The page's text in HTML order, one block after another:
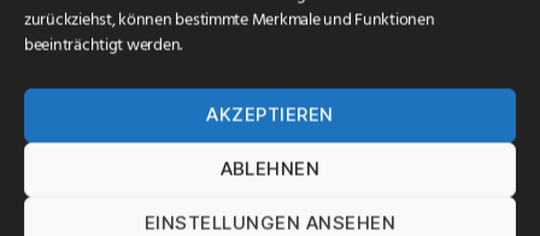
zurückziehst, können bestimmte Merkmale und Funktionen
beeinträchtigt werden.
AKZEPTIEREN
ABLEHNEN
EINSTELLUNGEN ANSEHEN